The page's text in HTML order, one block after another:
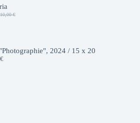
€.
€.
10,00€
10,00 €.
7,00 €.
2024 / 15 x 20
€